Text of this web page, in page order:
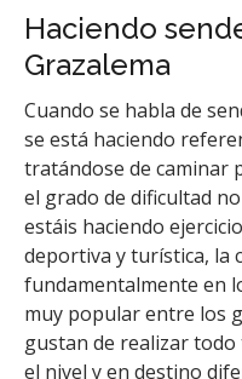
Haciendo
Grazalema
Cuando se habla de
se está haciendo
tratándose de caminar
el grado de dificultad
estáis haciendo
deportiva y turística, la
fundamentalmente en
muy popular entre los
gustan de realizar
el nivel y en destino